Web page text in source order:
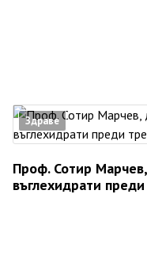
Здраве
Проф. Сотир
въглехидрати